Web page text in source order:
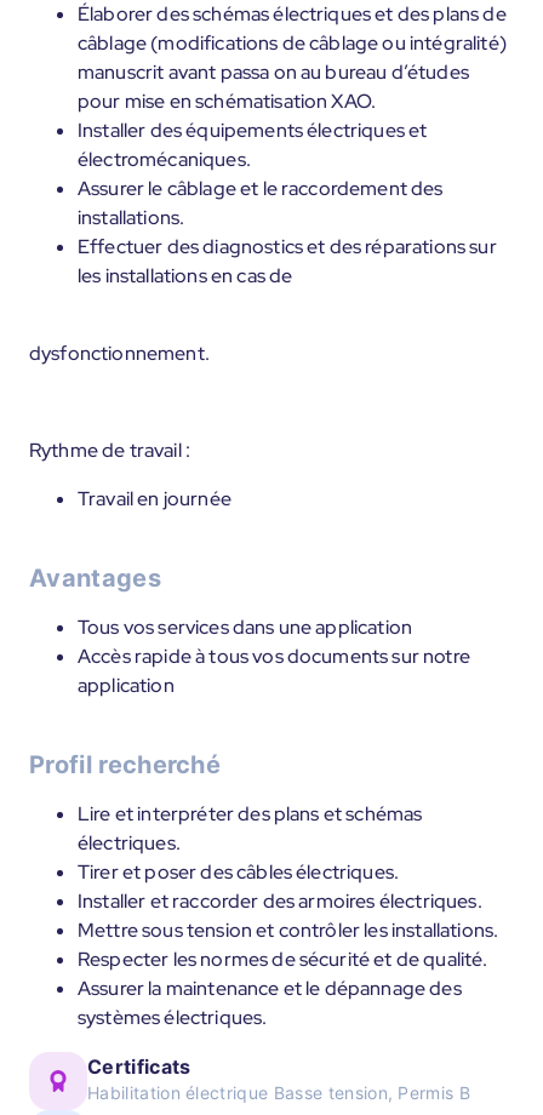
Élaborer des schémas électriques et des plans de
câblage (modifications de câblage ou intégralité)
manuscrit avant passa on au bureau d’études
pour mise en schématisation XAO.
Installer des équipements électriques et
électromécaniques.
Assurer le câblage et le raccordement des
installations.
Effectuer des diagnostics et des réparations sur
les installations en cas de
dysfonctionnement.
Rythme de travail :
Travail en journée
Avantages
Tous vos services dans une application
Accès rapide à tous vos documents sur notre
application
Profil recherché
Lire et interpréter des plans et schémas
électriques.
Tirer et poser des câbles électriques.
Installer et raccorder des armoires électriques.
Mettre sous tension et contrôler les installations.
Respecter les normes de sécurité et de qualité.
Assurer la maintenance et le dépannage des
systèmes électriques.
Certificats
Habilitation électrique Basse tension, Permis B